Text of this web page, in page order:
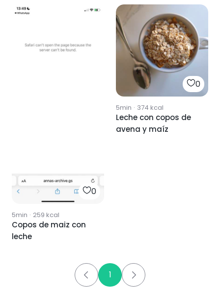
0
5min · 259 kcal
Copos de maiz con
leche
0
5min · 374 kcal
Leche con copos de
avena y maíz
1